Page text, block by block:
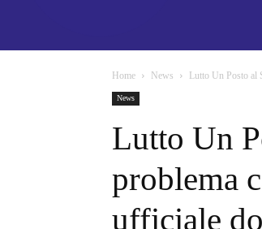
Home News Lutto Un Posto al
News
Lutto Un
problema
ufficiale